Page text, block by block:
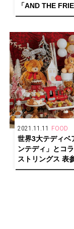
「AND THE
望の新作スナッ
2021.11.11 FOOD
世界3大テディベ
ンテディ」とコ
ストリングス 表
リスマス スイー